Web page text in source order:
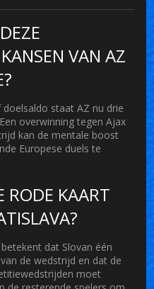
VAN AZ
staat AZ nu drie
overwinning tegen Ajax
kan de mentale boost
Europese duels te
RODE KAART
dat Slovan één
de wedstrijd en dat de
moet